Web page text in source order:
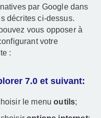
par Google dans
décrites ci-dessus.
vous opposer à
votre
:
7.0 et suivant:
le menuoutils;